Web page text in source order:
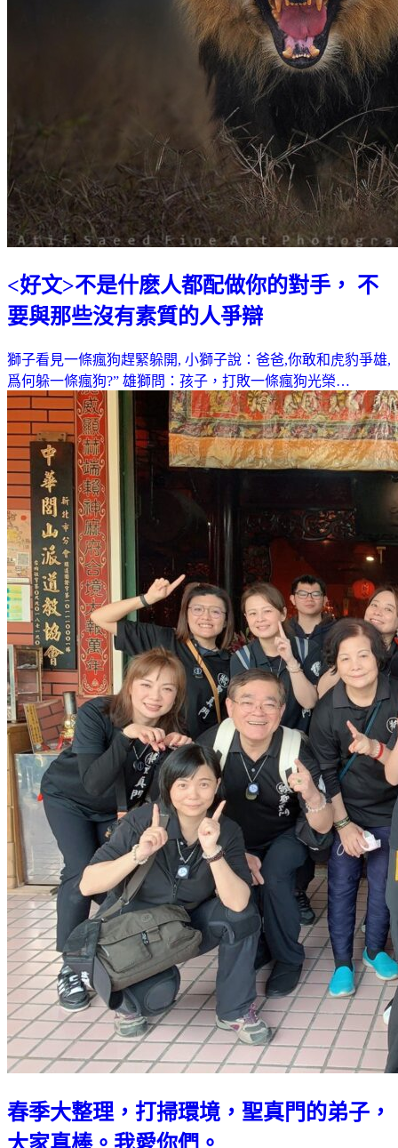
<好文>不是什麽人都配做你的對手， 不
要與那些沒有素質的人爭辯
獅子看見一條瘋狗趕緊躲開, 小獅子說：爸爸,你敢和虎豹爭雄,
爲何躲一條瘋狗?” 雄獅問：孩子，打敗一條瘋狗光榮…
春季大整理，打掃環境，聖真門的弟子，